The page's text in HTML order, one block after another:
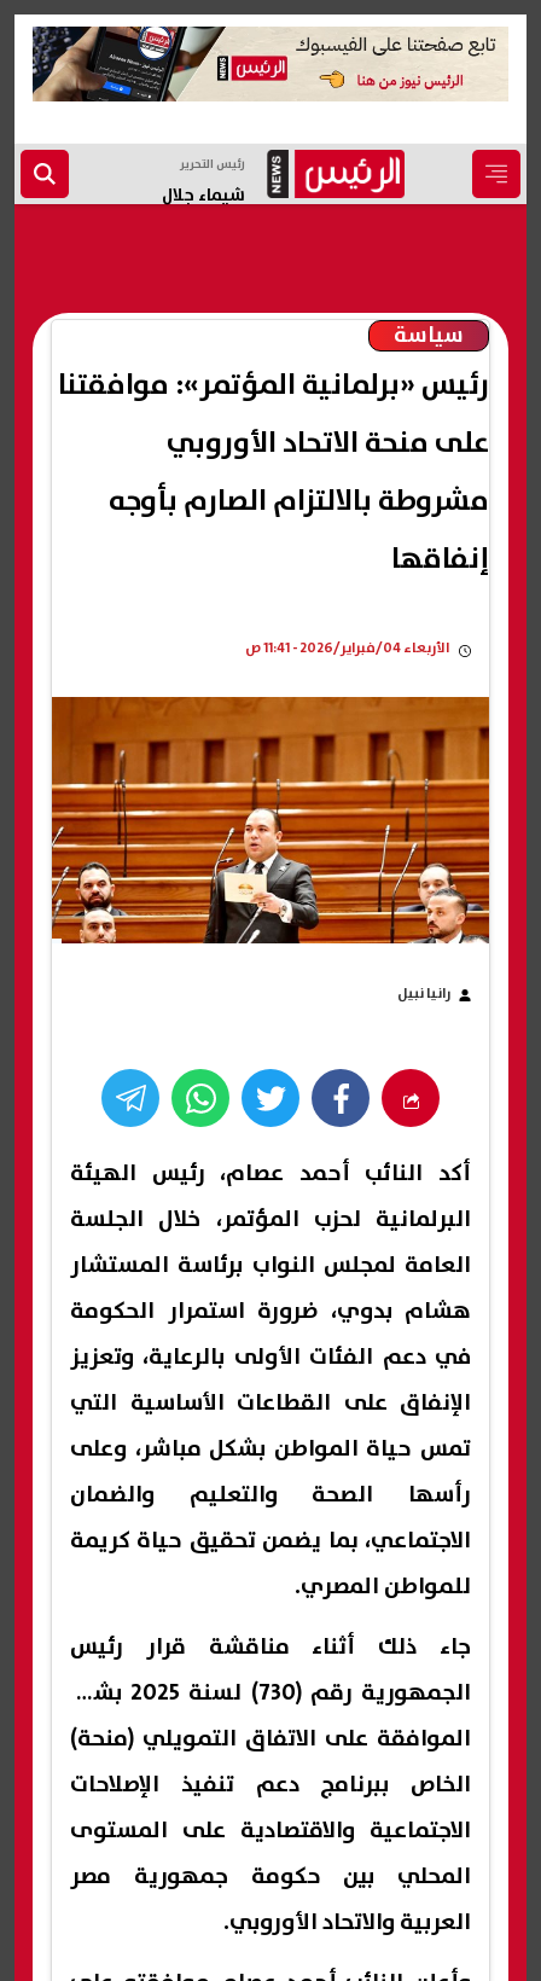
رئيس التحرير
شيماء جلال
سياسة
رئيس «برلمانية المؤتمر»: موافقتنا
على منحة الاتحاد الأوروبي
مشروطة بالالتزام الصارم بأوجه
إنفاقها
الأربعاء 04/فبراير/2026 - 11:41 ص
رانيا نبيل
أكد النائب أحمد عصام، رئيس الهيئة
البرلمانية لحزب المؤتمر، خلال الجلسة
العامة لمجلس النواب برئاسة المستشار
هشام بدوي، ضرورة استمرار الحكومة
في دعم الفئات الأولى بالرعاية، وتعزيز
الإنفاق على القطاعات الأساسية التي
تمس حياة المواطن بشكل مباشر، وعلى
رأسها الصحة والتعليم والضمان
الاجتماعي، بما يضمن تحقيق حياة كريمة
للمواطن المصري.
جاء ذلك أثناء مناقشة قرار رئيس
الجمهورية رقم (730) لسنة 2025 بشأن
الموافقة على الاتفاق التمويلي (منحة)
الخاص ببرنامج دعم تنفيذ الإصلاحات
الاجتماعية والاقتصادية على المستوى
المحلي بين حكومة جمهورية مصر
العربية والاتحاد الأوروبي.